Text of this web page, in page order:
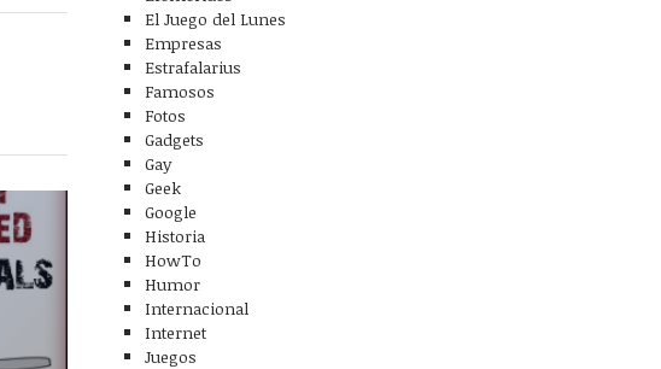
El Juego del Lunes
Empresas
Estrafalarius
Famosos
Fotos
Gadgets
Gay
Geek
Google
Historia
HowTo
Humor
Internacional
Internet
Juegos